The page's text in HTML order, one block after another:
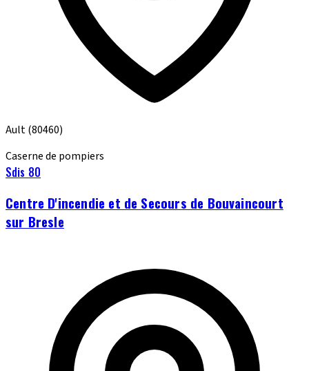
Ault(80460)
Caserne de pompiers
Sdis 80
Centre D'incendie et de Secours de Bouvaincourt
sur Bresle